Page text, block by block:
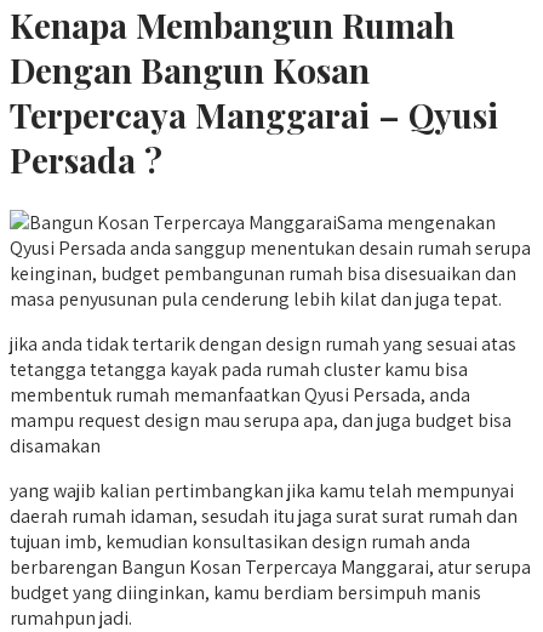
Kenapa Membangun Rumah
Dengan Bangun Kosan
Terpercaya Manggarai – Qyusi
Persada ?
Sama mengenakan
Qyusi Persada anda sanggup menentukan desain rumah serupa
keinginan, budget pembangunan rumah bisa disesuaikan dan
masa penyusunan pula cenderung lebih kilat dan juga tepat.
jika anda tidak tertarik dengan design rumah yang sesuai atas
tetangga tetangga kayak pada rumah cluster kamu bisa
membentuk rumah memanfaatkan Qyusi Persada, anda
mampu request design mau serupa apa, dan juga budget bisa
disamakan
yang wajib kalian pertimbangkan jika kamu telah mempunyai
daerah rumah idaman, sesudah itu jaga surat surat rumah dan
tujuan imb, kemudian konsultasikan design rumah anda
berbarengan Bangun Kosan Terpercaya Manggarai, atur serupa
budget yang diinginkan, kamu berdiam bersimpuh manis
rumahpun jadi.